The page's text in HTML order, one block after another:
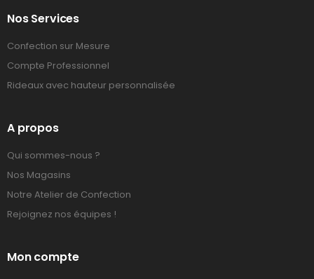
Nos Services
Confection sur Mesure
Compte Professionnel
Rideaux avec hauteur personnalisée
A propos
Qui sommes-nous ?
Nos Magasins
Notre Atelier de Confection
Rejoignez nos équipes !
Mon compte